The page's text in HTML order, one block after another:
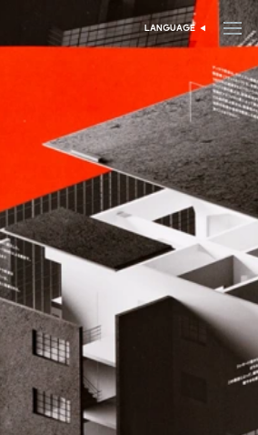
בחר שפה
LANGUAGE